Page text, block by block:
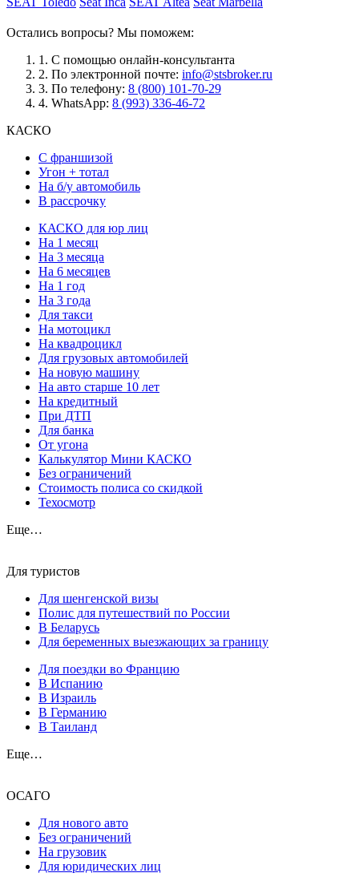
Остались вопросы? Мы поможем:
1. С помощью онлайн-консультанта
2. По электронной почте: info@stsbroker.ru
3. По телефону: 8 (800) 101-70-29
4. WhatsApp: 8 (993) 336-46-72
КАСКО
С франшизой
Угон + тотал
На б/у автомобиль
В рассрочку
КАСКО для юр лиц
На 1 месяц
На 3 месяца
На 6 месяцев
На 1 год
На 3 года
Для такси
На мотоцикл
На квадроцикл
Для грузовых автомобилей
На новую машину
На авто старше 10 лет
На кредитный
При ДТП
Для банка
От угона
Калькулятор Мини КАСКО
Без ограничений
Стоимость полиса со скидкой
Техосмотр
Еще…
Для туристов
Для шенгенской визы
Полис для путешествий по России
В Беларусь
Для беременных выезжающих за границу
Для поездки во Францию
В Испанию
В Израиль
В Германию
В Таиланд
Еще…
ОСАГО
Для нового авто
Без ограничений
На грузовик
Для юридических лиц